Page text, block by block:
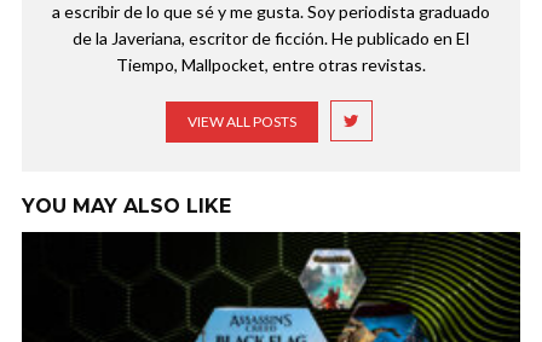
a escribir de lo que sé y me gusta. Soy periodista graduado
de la Javeriana, escritor de ficción. He publicado en El
Tiempo, Mallpocket, entre otras revistas.
VIEW ALL POSTS
YOU MAY ALSO LIKE